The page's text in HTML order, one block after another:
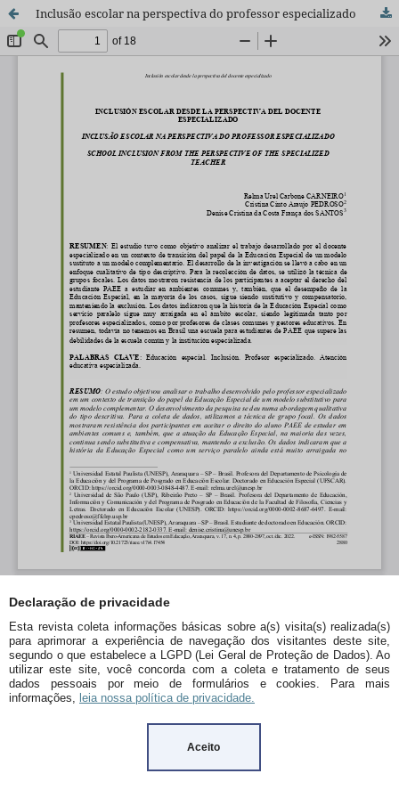
Declaração de privacidade
Esta revista coleta informações básicas sobre a(s) visita(s) realizada(s)
para aprimorar a experiência de navegação dos visitantes deste site,
segundo o que estabelece a LGPD (Lei Geral de Proteção de Dados). Ao
utilizar este site, você concorda com a coleta e tratamento de seus
dados pessoais por meio de formulários e cookies. Para mais
informações, leia nossa política de privacidade.
Aceito
Inclusão escolar na perspectiva do professor especializado